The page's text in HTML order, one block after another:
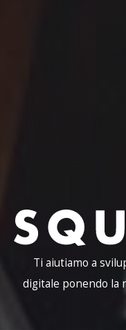
Ti aiutiamo a
digitale ponendo la